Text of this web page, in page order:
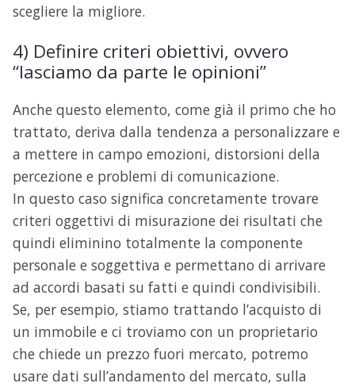
scegliere la migliore.
4) Definire criteri obiettivi, ovvero
“lasciamo da parte le opinioni”
Anche questo elemento, come già il primo che ho
trattato, deriva dalla tendenza a personalizzare e
a mettere in campo emozioni, distorsioni della
percezione e problemi di comunicazione.
In questo caso significa concretamente trovare
criteri oggettivi di misurazione dei risultati che
quindi eliminino totalmente la componente
personale e soggettiva e permettano di arrivare
ad accordi basati su fatti e quindi condivisibili.
Se, per esempio, stiamo trattando l’acquisto di
un immobile e ci troviamo con un proprietario
che chiede un prezzo fuori mercato, potremo
usare dati sull’andamento del mercato, sulla